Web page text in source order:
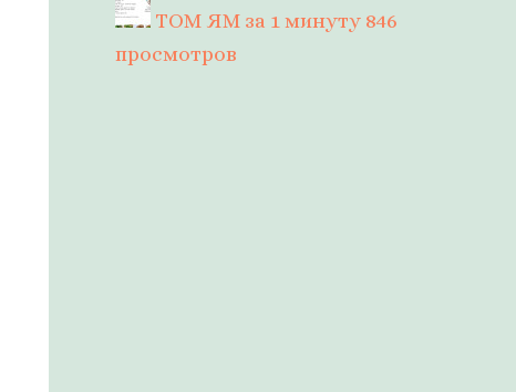
ТОМ ЯМ за 1 минуту 846
просмотров